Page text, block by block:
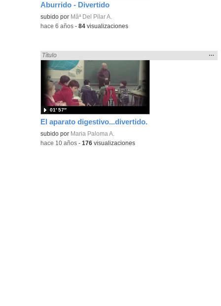
Aburrido - Divertido
subido por Mâª Del Pilar A.
-hace 6 años -84 visualizaciones
El aparato digestivo...divertido.
Encontrado «divertidos» en:
Título
la
…
subido por Maria Paloma A.
01′ 57″
-hace 10 años -176 visualizaciones